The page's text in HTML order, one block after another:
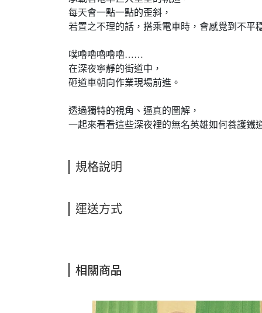
每天會一點一點的歪斜，
若置之不理的話，搭乘電車時，會感覺到不平
噗嚕嚕嚕嚕嚕……
在深夜寧靜的街道中，
砸道車朝向作業現場前進。
透過獨特的視角、逼真的圖解，
一起來看看這些深夜裡的無名英雄如何養護鐵
規格說明
運送方式
相關商品